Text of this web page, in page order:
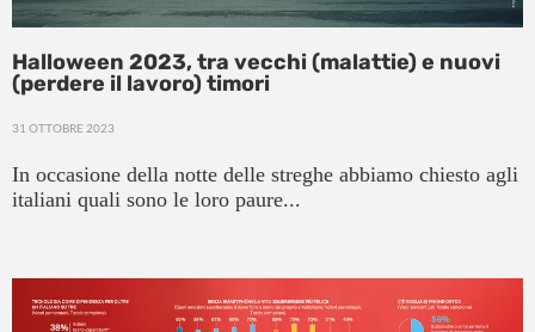
Halloween 2023, tra vecchi (malattie) e nuovi
(perdere il lavoro) timori
31 OTTOBRE 2023
In occasione della notte delle streghe abbiamo chiesto agli
italiani quali sono le loro paure...